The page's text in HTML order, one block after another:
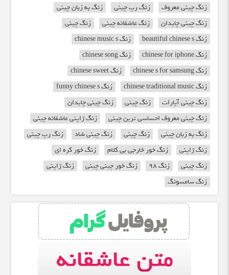
زنگ چینی معروف
زنگ رپ چینی
زنگ به زبان چینی
زنگ چینی چایدان
زنگ عاشقانه چینی
زنگ چینی
زنگ beautiful chinese s
زنگ chinese music s
زنگ chinese for iphone
زنگ chinese song
زنگ chinese s for samsung
زنگ chinese sweet
زنگ chinese traditional music
زنگ funny chinese s
زنگ چینی آپارات
زنگ چینی
زنگ چینی چایدان
زنگ چینی معروف احساسی ترین چینی
زنگ ژاپنی عاشقانه چینی
زنگ به زبان چینی
زنگ چینی زنگ چینی شاد
زنگ رپ چینی
زنگ ژاپنی
زنگ خور خارجی بی کلام
زنگ خور کره ای
زنگ چینی
زنگ 98 زنگ خور چینی چینی
زنگ ژاپنی
زنگ سامسونگ